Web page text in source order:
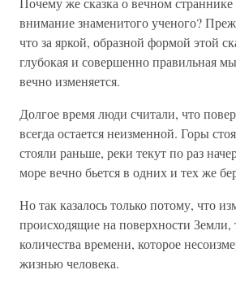
внимание знаменитого ученого?
что за яркой, образной формой этой
глубокая и совершенно правильная
вечно изменяется.
Долгое время люди считали, что
всегда остается неизменной. Горы
стояли раньше, реки текут по раз
море вечно бьется в одних и тех же
Но так казалось только потому, что
происходящие на поверхности Земли,
количества времени, которое
жизнью человека.